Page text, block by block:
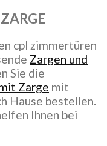
cpl zimmertüren
Zargen und
Sie die
Zarge mit
Hause bestellen.
Ihnen bei